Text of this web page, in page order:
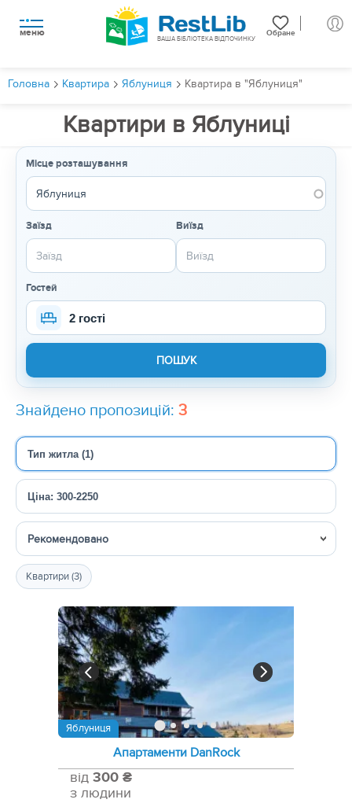
меню Обране
ВАША БІБЛІОТЕКА ВІДПОЧИНКУ
Головна Квартира Яблуниця Квартира в "Яблуниця"
Квартири в Яблуниці
Місце розташування
Заїзд Виїзд
Гостей
2 гості
Знайдено пропозицій: 3
Тип житла (1)
Ціна: 300-2250
Сортувати
Квартири (3)
Яблуниця
Апартаменти DanRock
від 300 ₴
з людини